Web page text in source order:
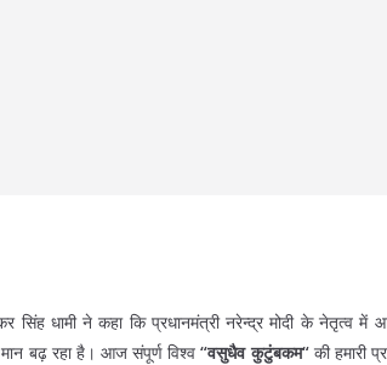
सिंह धामी ने कहा कि प्रधानमंत्री नरेन्द्र मोदी के नेतृत्व में
बढ़ रहा है। आज संपूर्ण विश्व“वसुधैव कुटुंबकम“की हमारी